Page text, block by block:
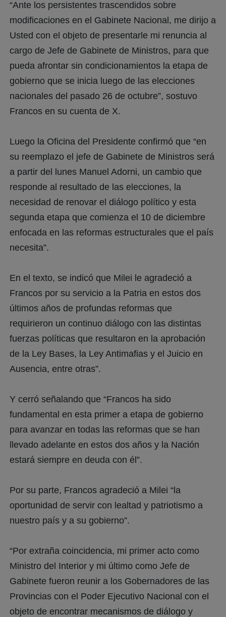
“Ante los persistentes trascendidos sobre
modificaciones en el Gabinete Nacional, me dirijo a
Usted con el objeto de presentarle mi renuncia al
cargo de Jefe de Gabinete de Ministros, para que
pueda afrontar sin condicionamientos la etapa de
gobierno que se inicia luego de las elecciones
nacionales del pasado 26 de octubre”, sostuvo
Francos en su cuenta de X.
Luego la Oficina del Presidente confirmó que “en
su reemplazo el jefe de Gabinete de Ministros será
a partir del lunes Manuel Adorni, un cambio que
responde al resultado de las elecciones, la
necesidad de renovar el diálogo político y esta
segunda etapa que comienza el 10 de diciembre
enfocada en las reformas estructurales que el país
necesita”.
En el texto, se indicó que Milei le agradeció a
Francos por su servicio a la Patria en estos dos
últimos años de profundas reformas que
requirieron un continuo diálogo con las distintas
fuerzas políticas que resultaron en la aprobación
de la Ley Bases, la Ley Antimafias y el Juicio en
Ausencia, entre otras”.
Y cerró señalando que “Francos ha sido
fundamental en esta primer a etapa de gobierno
para avanzar en todas las reformas que se han
llevado adelante en estos dos años y la Nación
estará siempre en deuda con él”.
Por su parte, Francos agradeció a Milei “la
oportunidad de servir con lealtad y patriotismo a
nuestro país y a su gobierno”.
“Por extraña coincidencia, mi primer acto como
Ministro del Interior y mi último como Jefe de
Gabinete fueron reunir a los Gobernadores de las
Provincias con el Poder Ejecutivo Nacional con el
objeto de encontrar mecanismos de diálogo y